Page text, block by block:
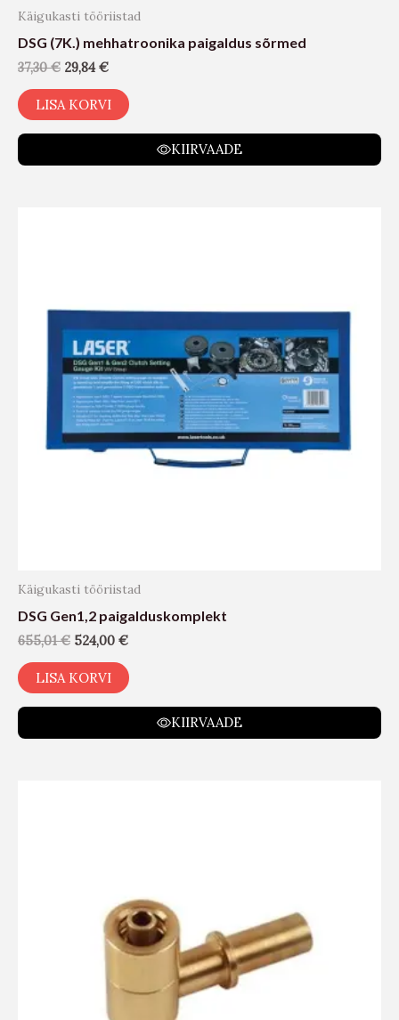
Käigukasti tööriistad
DSG (7K.) mehhatroonika paigaldus sõrmed
37,30€ 29,84€
LISA KORVI
KIIRVAADE
Käigukasti tööriistad
DSG Gen1,2 paigalduskomplekt
655,01€ 524,00 €
LISA KORVI
KIIRVAADE